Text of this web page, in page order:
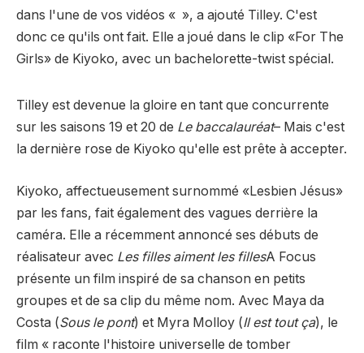
dans l'une de vos vidéos « », a ajouté Tilley. C'est
donc ce qu'ils ont fait. Elle a joué dans le clip «For The
Girls» de Kiyoko, avec un bachelorette-twist spécial.
Tilley est devenue la gloire en tant que concurrente
sur les saisons 19 et 20 de Le baccalauréat– Mais c'est
la dernière rose de Kiyoko qu'elle est prête à accepter.
Kiyoko, affectueusement surnommé «Lesbien Jésus»
par les fans, fait également des vagues derrière la
caméra. Elle a récemment annoncé ses débuts de
réalisateur avec Les filles aiment les fillesA Focus
présente un film inspiré de sa chanson en petits
groupes et de sa clip du même nom. Avec Maya da
Costa (Sous le pont) et Myra Molloy (Il est tout ça), le
film « raconte l'histoire universelle de tomber